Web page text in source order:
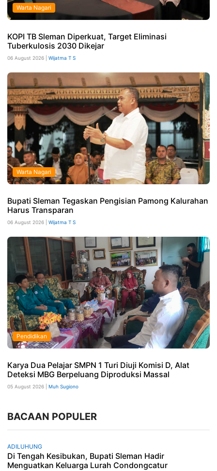
Warta Nagari
KOPI TB Sleman Diperkuat, Target Eliminasi
Tuberkulosis 2030 Dikejar
06 August 2026 | Wijatma T S
Warta Nagari
Bupati Sleman Tegaskan Pengisian Pamong Kalurahan
Harus Transparan
06 August 2026 | Wijatma T S
Pendidikan
Karya Dua Pelajar SMPN 1 Turi Diuji Komisi D, Alat
Deteksi MBG Berpeluang Diproduksi Massal
05 August 2026 | Muh Sugiono
BACAAN POPULER
ADILUHUNG
Di Tengah Kesibukan, Bupati Sleman Hadir
Menguatkan Keluarga Lurah Condongcatur